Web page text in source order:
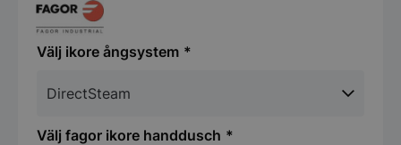
ikore ångsystem
fagor ikore handdusch